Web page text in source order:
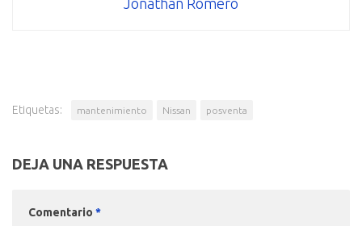
Jonathan Romero
Etiquetas: mantenimiento Nissan posventa
DEJA UNA RESPUESTA
Comentario *